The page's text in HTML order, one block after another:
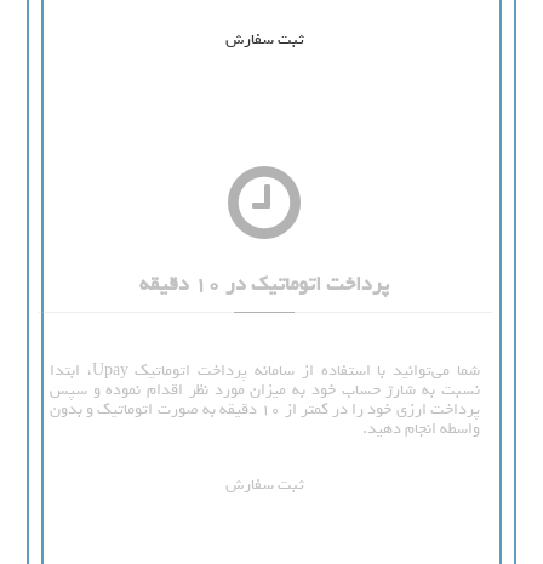
ثبت سفارش
پرداخت اتوماتیک در 10 دقیقه
شما می‌توانید با استفاده از سامانه پرداخت اتوماتیک Upay، ابتدا
نسبت به شارژ حساب خود به میزان مورد نظر اقدام نموده و سپس
پرداخت ارزی خود را در کمتر از 10 دقیقه به صورت اتوماتیک و بدون
واسطه انجام دهید.
ثبت سفارش